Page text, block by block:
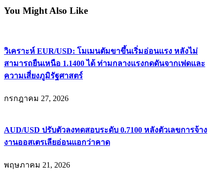
You Might Also Like
วิเคราะห์ EUR/USD: โมเมนตัมขาขึ้นเริ่มอ่อนแรง หลังไม่
สามารถยืนเหนือ 1.1400 ได้ ท่ามกลางแรงกดดันจากเฟดและ
ความเสี่ยงภูมิรัฐศาสตร์
กรกฎาคม 27, 2026
AUD/USD ปรับตัวลงทดสอบระดับ 0.7100 หลังตัวเลขการจ้าง
งานออสเตรเลียอ่อนแอกว่าคาด
พฤษภาคม 21, 2026